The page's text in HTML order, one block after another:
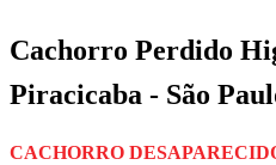
Cachorro Perdido
Piracicaba - São
CACHORRO